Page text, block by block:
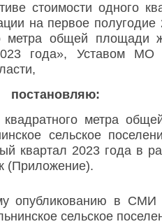
стоимости одного
на первое полугодие
метра общей площади
года», Уставом МО
постановляю:
квадратного метра
сельское
квартал 2023 года в
(Приложение).
опубликованию в
сельское